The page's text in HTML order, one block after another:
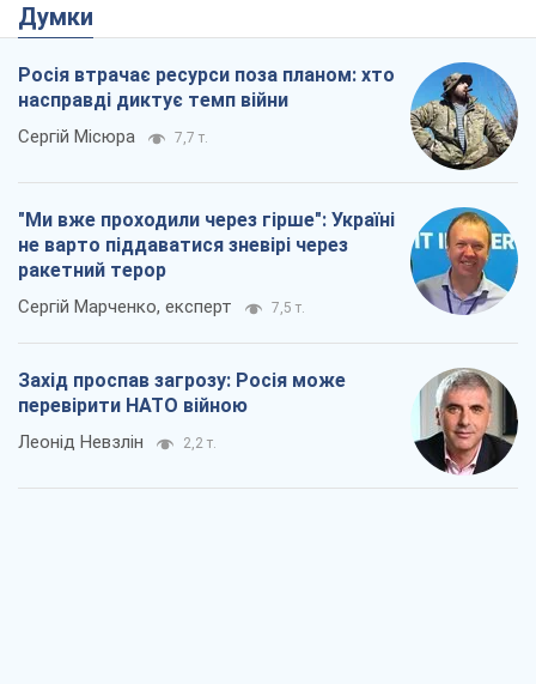
Думки
Росія втрачає ресурси поза планом: хто
насправді диктує темп війни
Сергій Місюра 7,7 т.
"Ми вже проходили через гірше": Україні
не варто піддаватися зневірі через
ракетний терор
Сергій Марченко, експерт 7,5 т.
Захід проспав загрозу: Росія може
перевірити НАТО війною
Леонід Невзлін 2,2 т.